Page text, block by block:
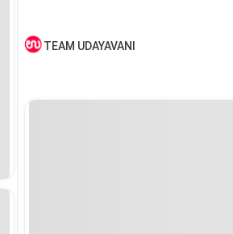
TEAM UDAYAVANI